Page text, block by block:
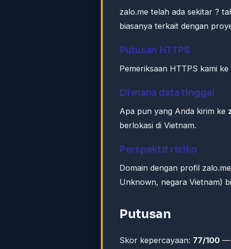
zalo.me telah ada sekitar ?
biasanya terkait dengan
Putusan HTTPS
Pemeriksaan HTTPS kami
Di mana data tinggal
Apa pun yang Anda kirim ke
berlokasi di Vietnam.
Perspektif risiko
Domain dengan profil
Unknown, negara Vietnam)
Putusan
Skor kepercayaan: 77/100 —